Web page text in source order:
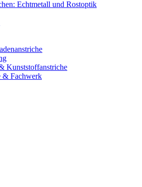
Echtmetall und Rostoptik
Kunststoffanstriche
& Fachwerk